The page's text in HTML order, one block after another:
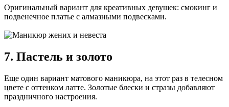
Оригинальный вариант для креативных девушек: смокинг и
подвенечное платье с алмазными подвесками.
7. Пастель и золото
Еще один вариант матового маникюра, на этот раз в телесном
цвете с оттенком латте. Золотые блески и стразы добавляют
праздничного настроения.